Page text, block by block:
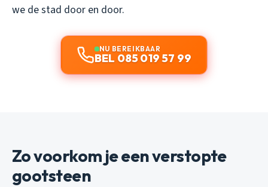
we de stad door en door.
NU BEREIKBAAR
BEL 085 019 57 99
Zo voorkom je een verstopte
gootsteen